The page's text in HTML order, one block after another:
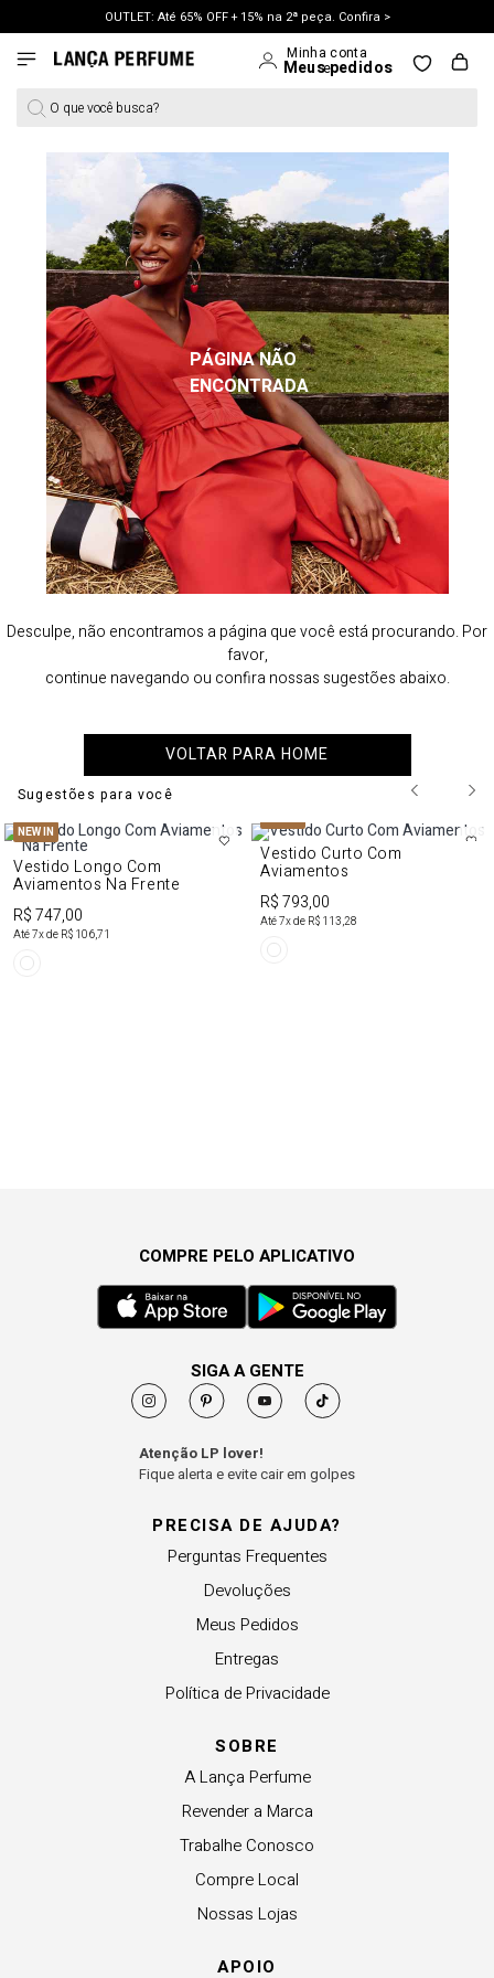
OUTLET: Até 65% OFF + 15% na 2ª peça. Confira >
LANÇAMENTO PRIMAVERA 27. Clique e aproveite.
O que você busca?
PÁGINA NÃO
ENCONTRADA
Desculpe, não encontramos a página que você está procurando. Por
favor,
continue navegando ou confira nossas sugestões abaixo.
VOLTAR PARA HOME
Sugestões para você
NEW IN
Vestido Longo Com
Aviamentos Na Frente
R$ 747,00
Até7x de R$ 106,71
NEW IN
Vestido Curto Com
Aviamentos
R$ 793,00
Até7x de R$ 113,28
PRECISA DE AJUDA?
Perguntas Frequentes
Devoluções
Meus Pedidos
Entregas
Política de Privacidade
SOBRE
A Lança Perfume
Revender a Marca
Trabalhe Conosco
Compre Local
Nossas Lojas
APOIO
COMPRE PELO APLICATIVO
SIGA A GENTE
Atenção LP lover!
Fique alerta e evite cair em golpes